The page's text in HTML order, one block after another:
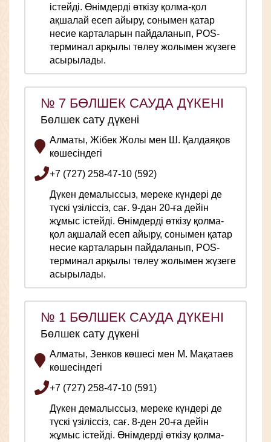
істейді. Өнімдерді өткізу қолма-қол
ақшалай есеп айыру, сонымен қатар
несие карталарын пайдаланып, POS-
терминал арқылы төлеу жолымен жүзеге
асырылады.
№ 7 БӨЛШЕК САУДА ДҮКЕНІ
Бөлшек сату дүкені
Алматы, Жібек Жолы мен Ш. Қалдаяқов
көшесіндегі
+7 (727) 258-47-10 (592)
Дүкен демалыссыз, мереке күндері де
түскі үзіліссіз, сағ. 9-дан 20-ға дейін
жұмыс істейді. Өнімдерді өткізу қолма-
қол ақшалай есеп айыру, сонымен қатар
несие карталарын пайдаланып, POS-
терминал арқылы төлеу жолымен жүзеге
асырылады.
№ 1 БӨЛШЕК САУДА ДҮКЕНІ
Бөлшек сату дүкені
Алматы, Зенков көшесі мен М. Мақатаев
көшесіндегі
+7 (727) 258-47-10 (591)
Дүкен демалыссыз, мереке күндері де
түскі үзіліссіз, сағ. 8-ден 20-ға дейін
жұмыс істейді. Өнімдерді өткізу қолма-